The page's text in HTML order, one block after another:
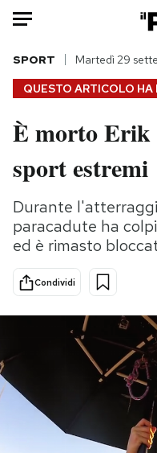
HOME
Italia
Politica
Tecnologia
Internet
Scienza
Cultura
Economia
NEWSLETTER
QUESTO ARTICOLO HA
SPORT Martedì 29
È morto Erik
sport estremi
Durante
paracadute ha
ed è rimasto
Condividi